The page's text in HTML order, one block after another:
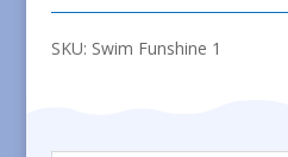
aantal
SKU: Swim Funshine 1